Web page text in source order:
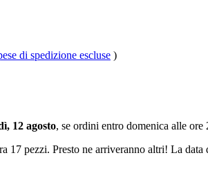
di spedizione escluse )
12 agosto, se ordini entro domenica alle ore
17 pezzi. Presto ne arriveranno altri! La